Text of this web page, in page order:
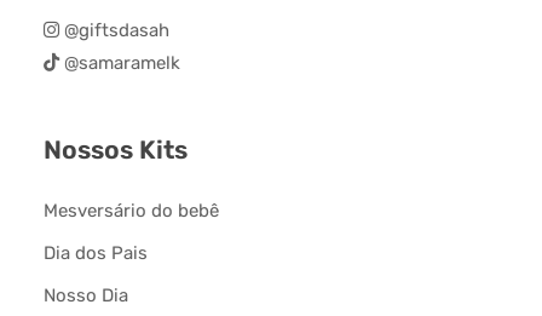
@giftsdasah
@samaramelk
Nossos Kits
Mesversário do bebê
Dia dos Pais
Nosso Dia